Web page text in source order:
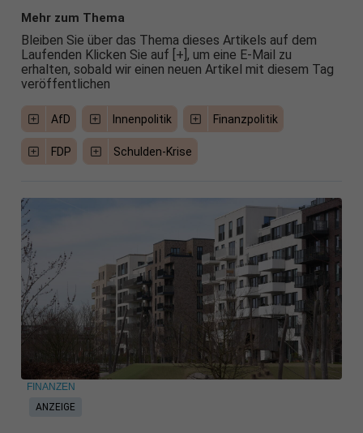
Mehr zum Thema
Bleiben Sie über das Thema dieses Artikels auf dem
Laufenden Klicken Sie auf [+], um eine E-Mail zu
erhalten, sobald wir einen neuen Artikel mit diesem Tag
veröffentlichen
AfD Innenpolitik Finanzpolitik
FDP Schulden-Krise
ANZEIGE
FINANZEN